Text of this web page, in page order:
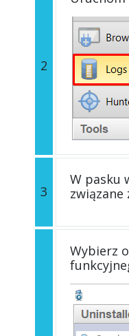
2
3
W pasku
Wybierz